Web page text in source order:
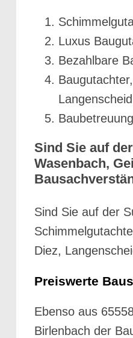
Luxus
Bezahlbare
Sind Sie auf
Wasenbach,
Sind Sie auf der
Diez,
Preiswerte
Ebenso aus
Birlenbach der